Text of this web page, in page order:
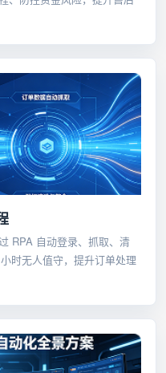
RPA 自动登录、抓取、清
时无人值守，提升订单处理